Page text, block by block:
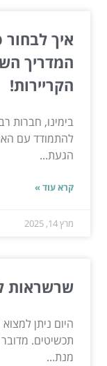
המדריך
הקריירות!
להתמודד עם
הגעת...
קרא עוד »
מרץ 14, 2025
שרשראות
היום ניתן
תכשיטים.
מנת...